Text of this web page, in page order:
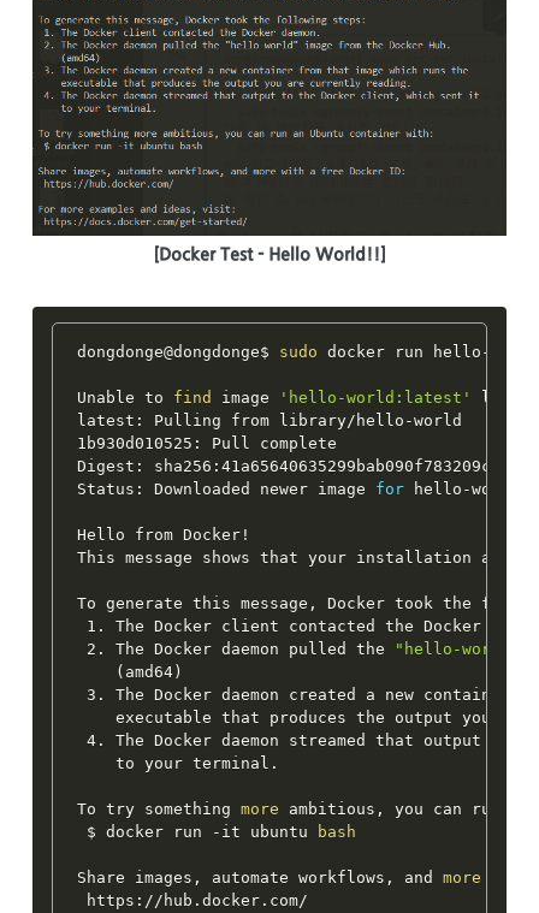
[Docker Test - Hello World!!]
dongdonge@dongdonge$ sudo docker run hello-world
Unable to find image 'hello-world:latest'
latest: Pulling from library/hello-world
1b930d010525: Pull complete
Digest:
Status: Downloaded newer image for hello-
Hello from Docker !
This message shows that your installation
To generate this message, Docker took the
1. The Docker client contacted the Docker
2. The Docker daemon pulled the
"hello-world"
( amd64)
3. The Docker daemon created a new container
executable that produces the output you are
4. The Docker daemon streamed that output to
    to your terminal.
To try something more ambitious, you can run
$ docker run -it ubuntu
bash
Share images, automate workflows, and more
https://hub.docker.com/